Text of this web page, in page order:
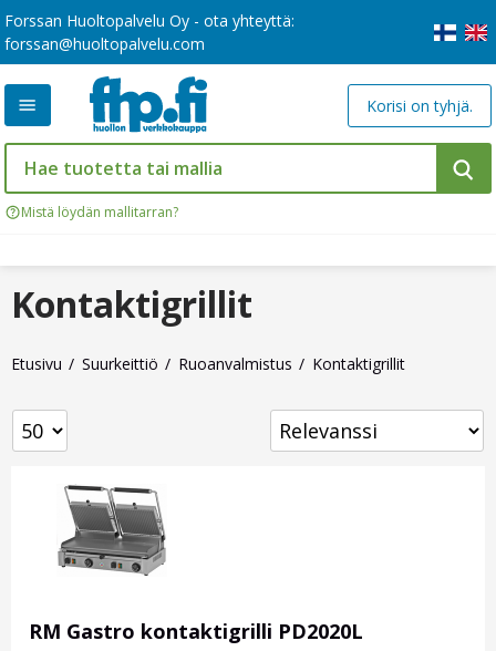
Forssan Huoltopalvelu Oy - ota yhteyttä:
forssan@huoltopalvelu.com
Mistä löydän mallitarran?
Korisi on tyhjä.
Etusivu Suurkeittiö Ruoanvalmistus Kontaktigrillit
Kontaktigrillit
RM Gastro kontaktigrilli PD2020L